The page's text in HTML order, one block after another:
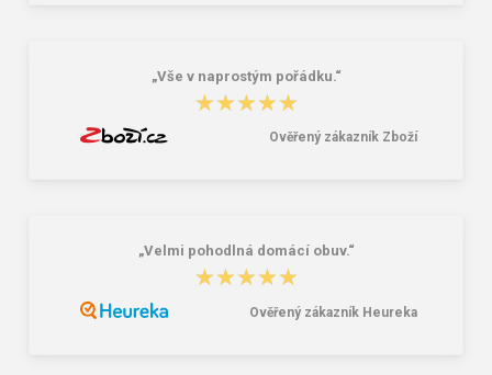
„Vše v naprostým pořádku.“
★★★★★
★★★★★
Ověřený zákazník Zboží
„Velmi pohodlná domácí obuv.“
★★★★★
★★★★★
Ověřený zákazník Heureka